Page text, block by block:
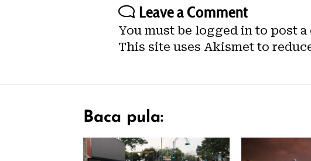
Leave a Comment
You must be logged into post a
This site uses Akismet to
Baca pula: